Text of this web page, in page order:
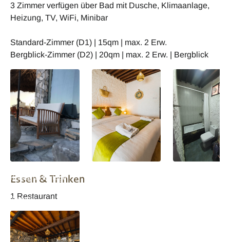
3 Zimmer verfügen über Bad mit Dusche, Klimaanlage,
Heizung, TV, WiFi, Minibar
Standard-Zimmer (D1) | 15qm | max. 2 Erw.
Bergblick-Zimmer (D2) | 20qm | max. 2 Erw. | Bergblick
Khutaim Heritage
Zimmer
Essen & Trinken
1 Restaurant